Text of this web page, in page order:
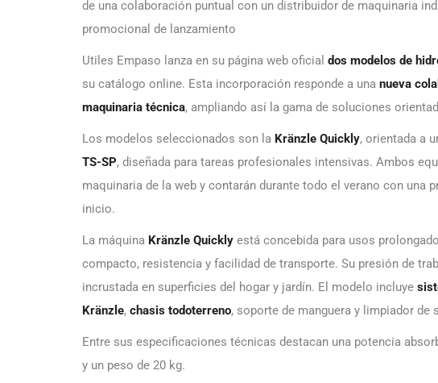
de una colaboración puntual con un distribuidor de maquinaria
promocional de lanzamiento
Utiles Empaso lanza en su página web oficial dos modelos de
su catálogo online. Esta incorporación responde a una nueva
maquinaria técnica, ampliando así la gama de soluciones
Los modelos seleccionados son la Kränzle Quickly, orientada a
TS-SP, diseñada para tareas profesionales intensivas. Ambos
maquinaria de la web y contarán durante todo el verano con una
inicio.
La máquina Kränzle Quickly está concebida para usos
compacto, resistencia y facilidad de transporte. Su presión de
incrustada en superficies del hogar y jardín. El modelo incluye
Kränzle, chasis todoterreno, soporte de manguera y limpiador de
Entre sus especificaciones técnicas destacan una potencia
y un peso de 20 kg.